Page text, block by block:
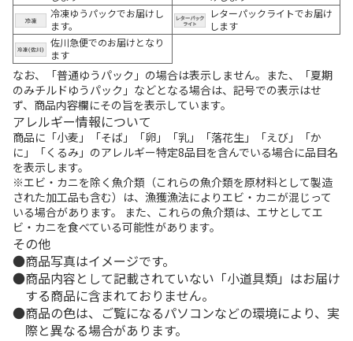
冷凍ゆうパックでお届けし
ます。
レターパックライトでお届け
します
佐川急便でのお届けとなり
ます
なお、「普通ゆうパック」の場合は表示しません。また、「夏期
のみチルドゆうパック」などとなる場合は、記号での表示はせ
ず、商品内容欄にその旨を表示しています。
アレルギー情報について
商品に「小麦」「そば」「卵」「乳」「落花生」「えび」「か
に」「くるみ」のアレルギー特定8品目を含んでいる場合に品目名
を表示します。
※エビ・カニを除く魚介類（これらの魚介類を原材料として製造
された加工品も含む）は、漁獲漁法によりエビ・カニが混じって
いる場合があります。 また、これらの魚介類は、エサとしてエ
ビ・カニを食べている可能性があります。
その他
商品写真はイメージです。
商品内容として記載されていない「小道具類」はお届け
する商品に含まれておりません。
商品の色は、ご覧になるパソコンなどの環境により、実
際と異なる場合があります。